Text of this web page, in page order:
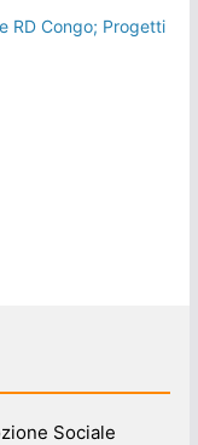
RD Congo; Progetti
Sociale